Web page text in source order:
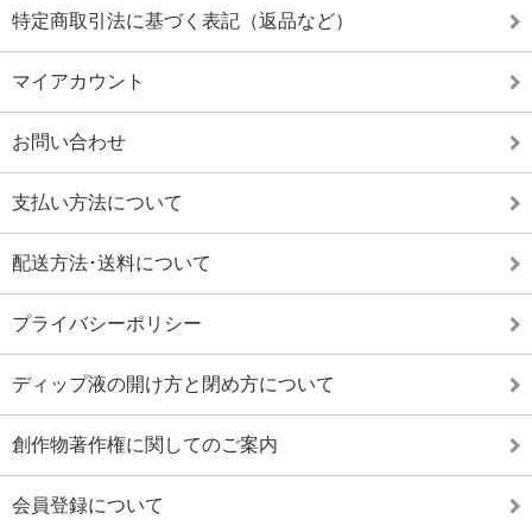
特定商取引法に基づく表記（返品など）
マイアカウント
お問い合わせ
支払い方法について
配送方法･送料について
プライバシーポリシー
ディップ液の開け方と閉め方について
創作物著作権に関してのご案内
会員登録について